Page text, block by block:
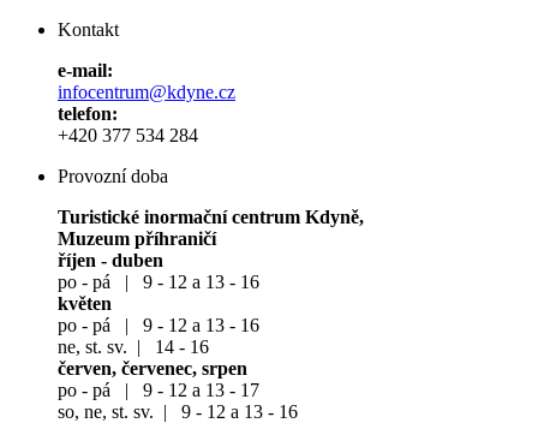
Kontakt
e-mail:
infocentrum@kdyne.cz
telefon:
+420 377 534 284
Provozní doba
Turistické inormační centrum Kdyně,
Muzeum příhraničí
říjen - duben
po - pá | 9 - 12 a 13 - 16
květen
po - pá | 9 - 12 a 13 - 16
ne, st. sv. | 14 - 16
červen, červenec, srpen
po - pá | 9 - 12 a 13 - 17
so, ne, st. sv. | 9 - 12 a 13 - 16